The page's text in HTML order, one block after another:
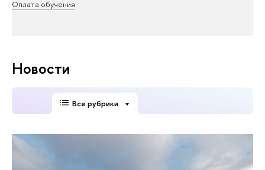
Оплата обучения
Новости
Все рубрики